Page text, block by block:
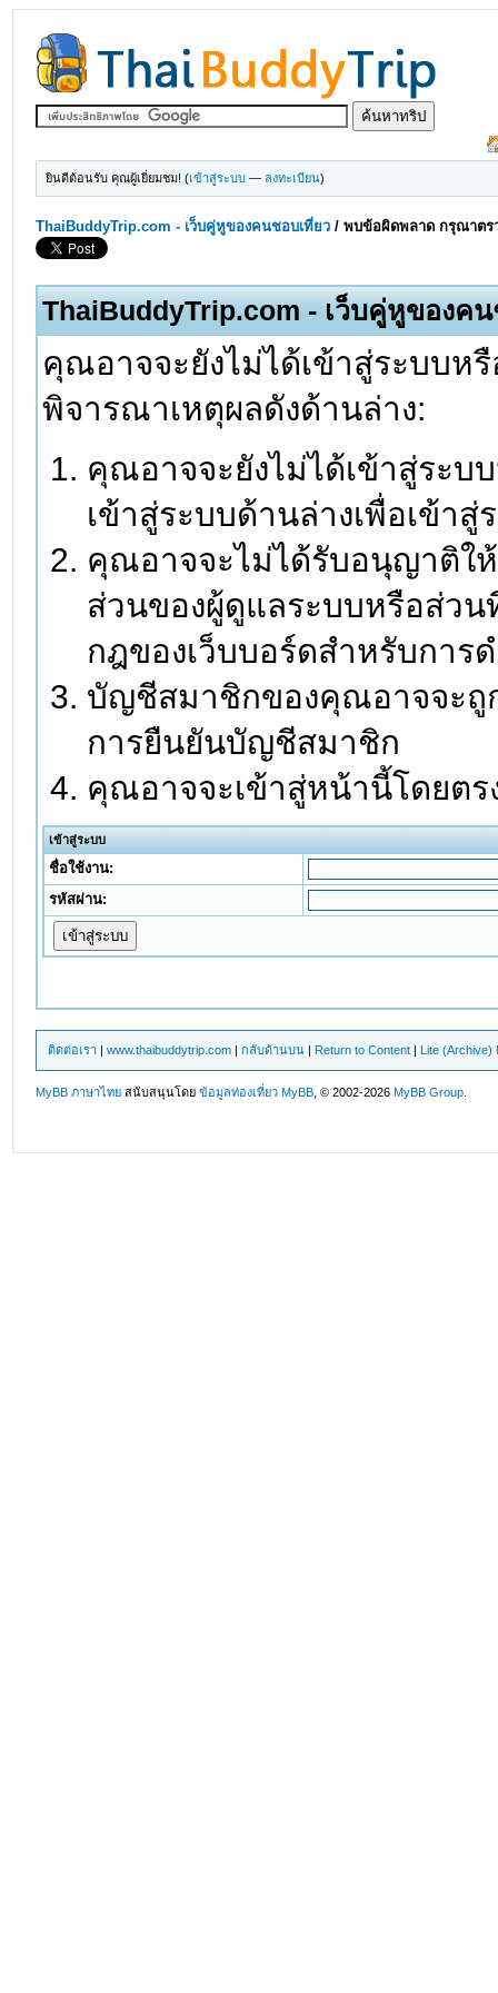
ยินดีต้อนรับ คุณผู้เยี่ยมชม! (เข้าสู่ระบบ — ลงทะเบียน)
ThaiBuddyTrip.com - เว็บคู่หูของคนชอบเที่ยว /พบข้อผิดพลาด กรุณาตร
ThaiBuddyTrip.com - เว็บคู่หูของค
คุณอาจจะยังไม่ได้เข้าสู่ระบบ
พิจารณาเหตุผลดังด้านล่าง:
คุณอาจจะยังไม่ได้เข้าสู่ระบ
เข้าสู่ระบบด้านล่างเพื่อเข้า
คุณอาจจะไม่ได้รับอนุญาติใ
ส่วนของผู้ดูแลระบบหรือส่ว
กฎของเว็บบอร์ดสำหรับการ
บัญชีสมาชิกของคุณอาจจะถู
การยืนยันบัญชีสมาชิก
คุณอาจจะเข้าสู่หน้านี้โดยต
เข้าสู่ระบบ
ชื่อใช้งาน:
รหัสผ่าน:
ติดต่อเรา |www.thaibuddytrip.com |กลับด้านบน | Return to Content | Lite (Archive)
MyBB ภาษาไทย สนับสนุนโดยข้อมูลท่องเที่ยว MyBB , © 2002-2026MyBB Group